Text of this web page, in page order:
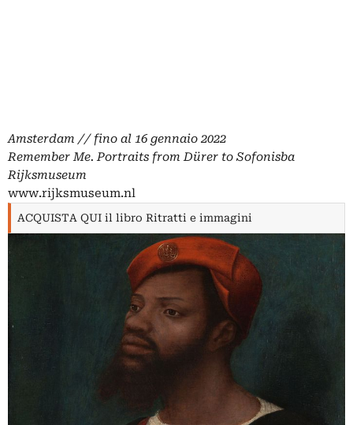
Amsterdam // fino al 16 gennaio 2022
Remember Me. Portraits from Dürer to Sofonisba
Rijksmuseum
www.rijksmuseum.nl
ACQUISTA QUI il libro Ritratti e immagini